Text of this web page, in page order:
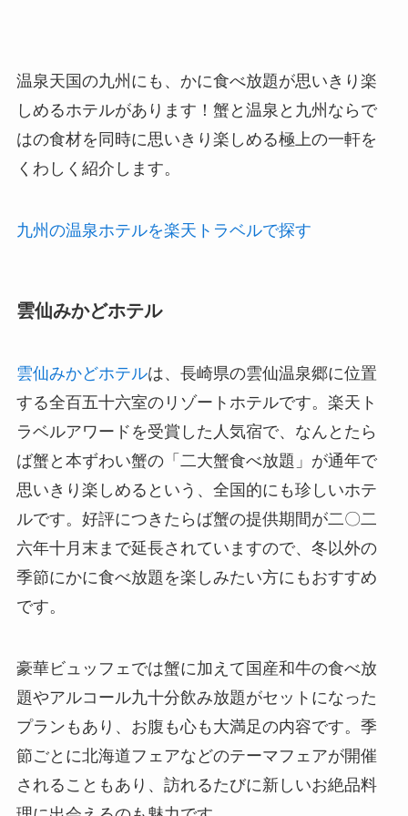
温泉天国の九州にも、かに食べ放題が思いきり楽
しめるホテルがあります！蟹と温泉と九州ならで
はの食材を同時に思いきり楽しめる極上の一軒を
くわしく紹介します。
九州の温泉ホテルを楽天トラベルで探す
雲仙みかどホテル
雲仙みかどホテルは、長崎県の雲仙温泉郷に位置
する全百五十六室のリゾートホテルです。楽天ト
ラベルアワードを受賞した人気宿で、なんとたら
ば蟹と本ずわい蟹の「二大蟹食べ放題」が通年で
思いきり楽しめるという、全国的にも珍しいホテ
ルです。好評につきたらば蟹の提供期間が二〇二
六年十月末まで延長されていますので、冬以外の
季節にかに食べ放題を楽しみたい方にもおすすめ
です。
豪華ビュッフェでは蟹に加えて国産和牛の食べ放
題やアルコール九十分飲み放題がセットになった
プランもあり、お腹も心も大満足の内容です。季
節ごとに北海道フェアなどのテーマフェアが開催
されることもあり、訪れるたびに新しいお絶品料